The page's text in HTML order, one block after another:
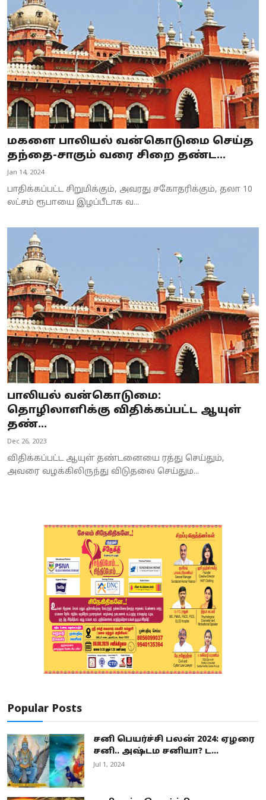
மகளை பாலியல் வன்கொடுமை செய்த
தந்தை-சாகும் வரை சிறை தண்ட...
Jan 14, 2024
பாதிக்கப்பட்ட சிறுமிக்கும், அவரது சகோதரிக்கும், தலா 10
லட்சம் ரூபாயை இழப்பீடாக வ...
பாலியல் வன்கொடுமை:
தொழிலாளிக்கு விதிக்கப்பட்ட ஆயுள்
தண்...
Dec 26, 2023
விதிக்கப்பட்ட ஆயுள் தண்டனையை ரத்து செய்தும்,
அவரை வழக்கிலிருந்து விடுதலை செய்தும...
Popular Posts
சனி பெயர்ச்சி பலன் 2024: ஏழரை
சனி.. அஷ்டம சனியா? ட...
Jul 1, 2024